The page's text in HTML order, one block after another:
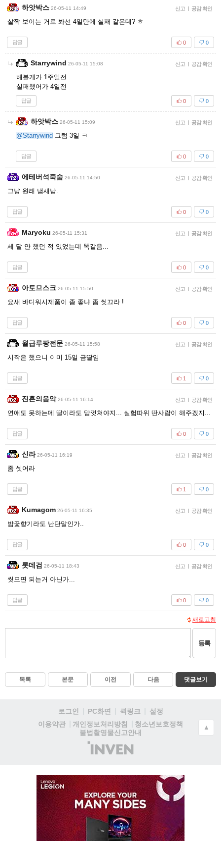
하앗박스 26-05-11 14:49 신고 | 공감 확인
살짝 보이는 거로 봐선 4일만에 실패 같은데? ㅎ
답글 0
0
Starrywind 26-05-11 15:08 신고 | 공감 확인
해볼게가 1주일전
실패했어가 4일전
답글 0
0
하앗박스 26-05-11 15:09 신고 | 공감 확인
@Starrywind 그럼 3일 ㅋ
답글 0
0
에테버석죽숨 26-05-11 14:50 신고 | 공감 확인
그냥 원래 냄새남.
답글 0
0
Maryoku 26-05-11 15:31 신고 | 공감 확인
세 달 안 했던 적 있었는데 똑같음...
답글 0
0
아토므스크 26-05-11 15:50 신고 | 공감 확인
요새 바디워시제품이 좀 좋냐 좀 씻끄라 !
답글 0
0
월급루팡전문 26-05-11 15:58 신고 | 공감 확인
시작은 했으니 이미 15일 금딸임
답글 0
1
진혼의음악 26-05-11 16:14 신고 | 공감 확인
연애도 못하는데 딸이라도 맘껏쳐야지... 실험따위 딴사람이 해주겠지...
답글 0
0
신라 26-05-11 16:19 신고 | 공감 확인
좀 씻어라
답글 0
1
Kumagom 26-05-11 16:35 신고 | 공감 확인
밤꽃향기라도 난단말인가..
답글 0
0
롯데검 26-05-11 18:43 신고 | 공감 확인
씻으면 되는거 아닌가...
답글 0
0
새로고침
등록
목록 본문 이전 다음 댓글보기
로그인 PC화면 퀵링크
설정
이용약관
개인정보처리방침
청소년보호정책
불법촬영물신고안내
(주)
인
▲